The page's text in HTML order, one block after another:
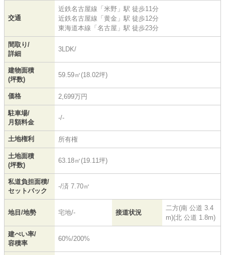
交通
近鉄名古屋線 「 米野 」駅 徒歩11分
近鉄名古屋線 「 黄金 」駅 徒歩12分
東海道本線 「 名古屋 」駅 徒歩23分
間取り/
詳細
3LDK/
建物面積
(坪数)
59.59㎡(18.02坪)
価格 2,699万円
駐車場/
月額料金
-/-
土地権利 所有権
土地面積
(坪数)
63.18㎡(19.11坪)
私道負担面積/
セットバック
-/済 7.70㎡
地目/地勢 宅地/- 接道状況
二方(南 公道 3.4
m)(北 公道 1.8m)
建ぺい率/
容積率
60%/200%